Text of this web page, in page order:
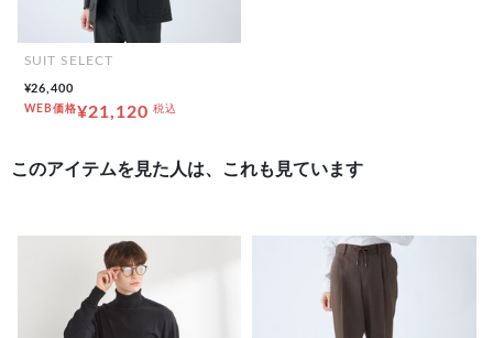
SUIT SELECT
¥26,400
WEB価格¥21,120 税込
このアイテムを見た人は、これも見ています